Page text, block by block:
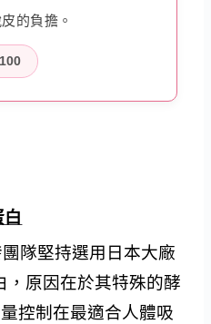
的負擔。
團隊堅持選用日本大廠
，原因在於其特殊的酵
控制在最適合人體吸